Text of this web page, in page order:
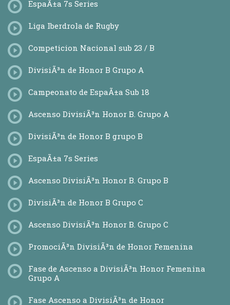
EspaÃ±a 7s Series
Liga Iberdrola de Rugby
Competicion Nacional sub 23 / B
DivisiÃ³n de Honor B Grupo A
Campeonato de EspaÃ±a Sub 18
Ascenso DivisiÃ³n Honor B. Grupo A
DivisiÃ³n de Honor B grupo B
EspaÃ±a 7s Series
Ascenso DivisiÃ³n Honor B. Grupo B
DivisiÃ³n de Honor B Grupo C
Ascenso DivisiÃ³n Honor B. Grupo C
PromociÃ³n DivisiÃ³n de Honor Femenina
Fase de Ascenso a DivisiÃ³n Honor Femenina
Grupo A
Fase Ascenso a DivisiÃ³n de Honor